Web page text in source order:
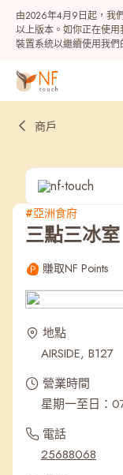
由2026年4月9日起，我
以上版本。如你正在使
裝置系統以繼續使用我們
熱門
最近搜尋紀錄
商戶
#亞洲食府
三點三冰
賺取NF Points
地點
AIRSIDE, B127
營業時間
星期一至日：
電話
25688068